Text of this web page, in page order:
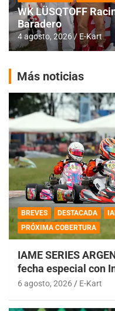
WK LÜSQTOFF
Baradero
4 agosto, 2026 E-Kart
Más noticias
BREVES DESTACADA
PRÓXIMA COBERTURA
IAME SERIES
fecha especial con
6 agosto, 2026 E-Kart